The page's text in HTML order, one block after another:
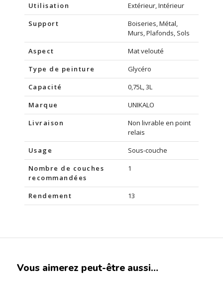
Utilisation
Extérieur, Intérieur
Support
Boiseries, Métal,
Murs, Plafonds, Sols
Aspect
Mat velouté
Type de peinture
Glycéro
Capacité
0,75L, 3L
Marque
UNIKALO
Livraison
Non livrable en point
relais
Usage
Sous-couche
Nombre de couches
recommandées
1
Rendement 13
Vous aimerez peut-être aussi…